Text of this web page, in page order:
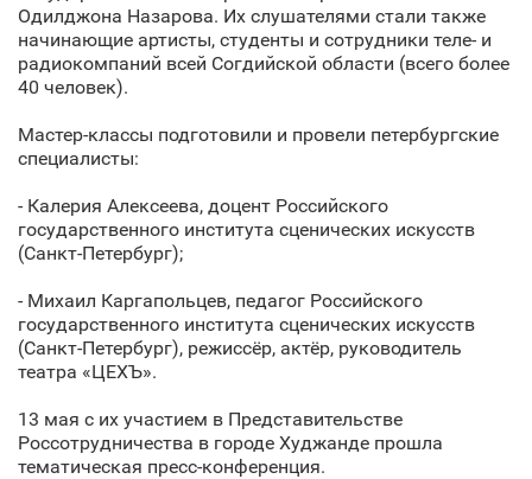
Одилджона Назарова. Их слушателями стали также
начинающие артисты, студенты и сотрудники теле- и
радиокомпаний всей Согдийской области (всего более
40 человек).
Мастер-классы подготовили и провели петербургские
специалисты:
- Калерия Алексеева, доцент Российского
государственного института сценических искусств
(Санкт‑Петербург);
- Михаил Каргапольцев, педагог Российского
государственного института сценических искусств
(Санкт‑Петербург), режиссёр, актёр, руководитель
театра «ЦЕХЪ».
13 мая с их участием в Представительстве
Россотрудничества в городе Худжанде прошла
тематическая пресс-конференция.